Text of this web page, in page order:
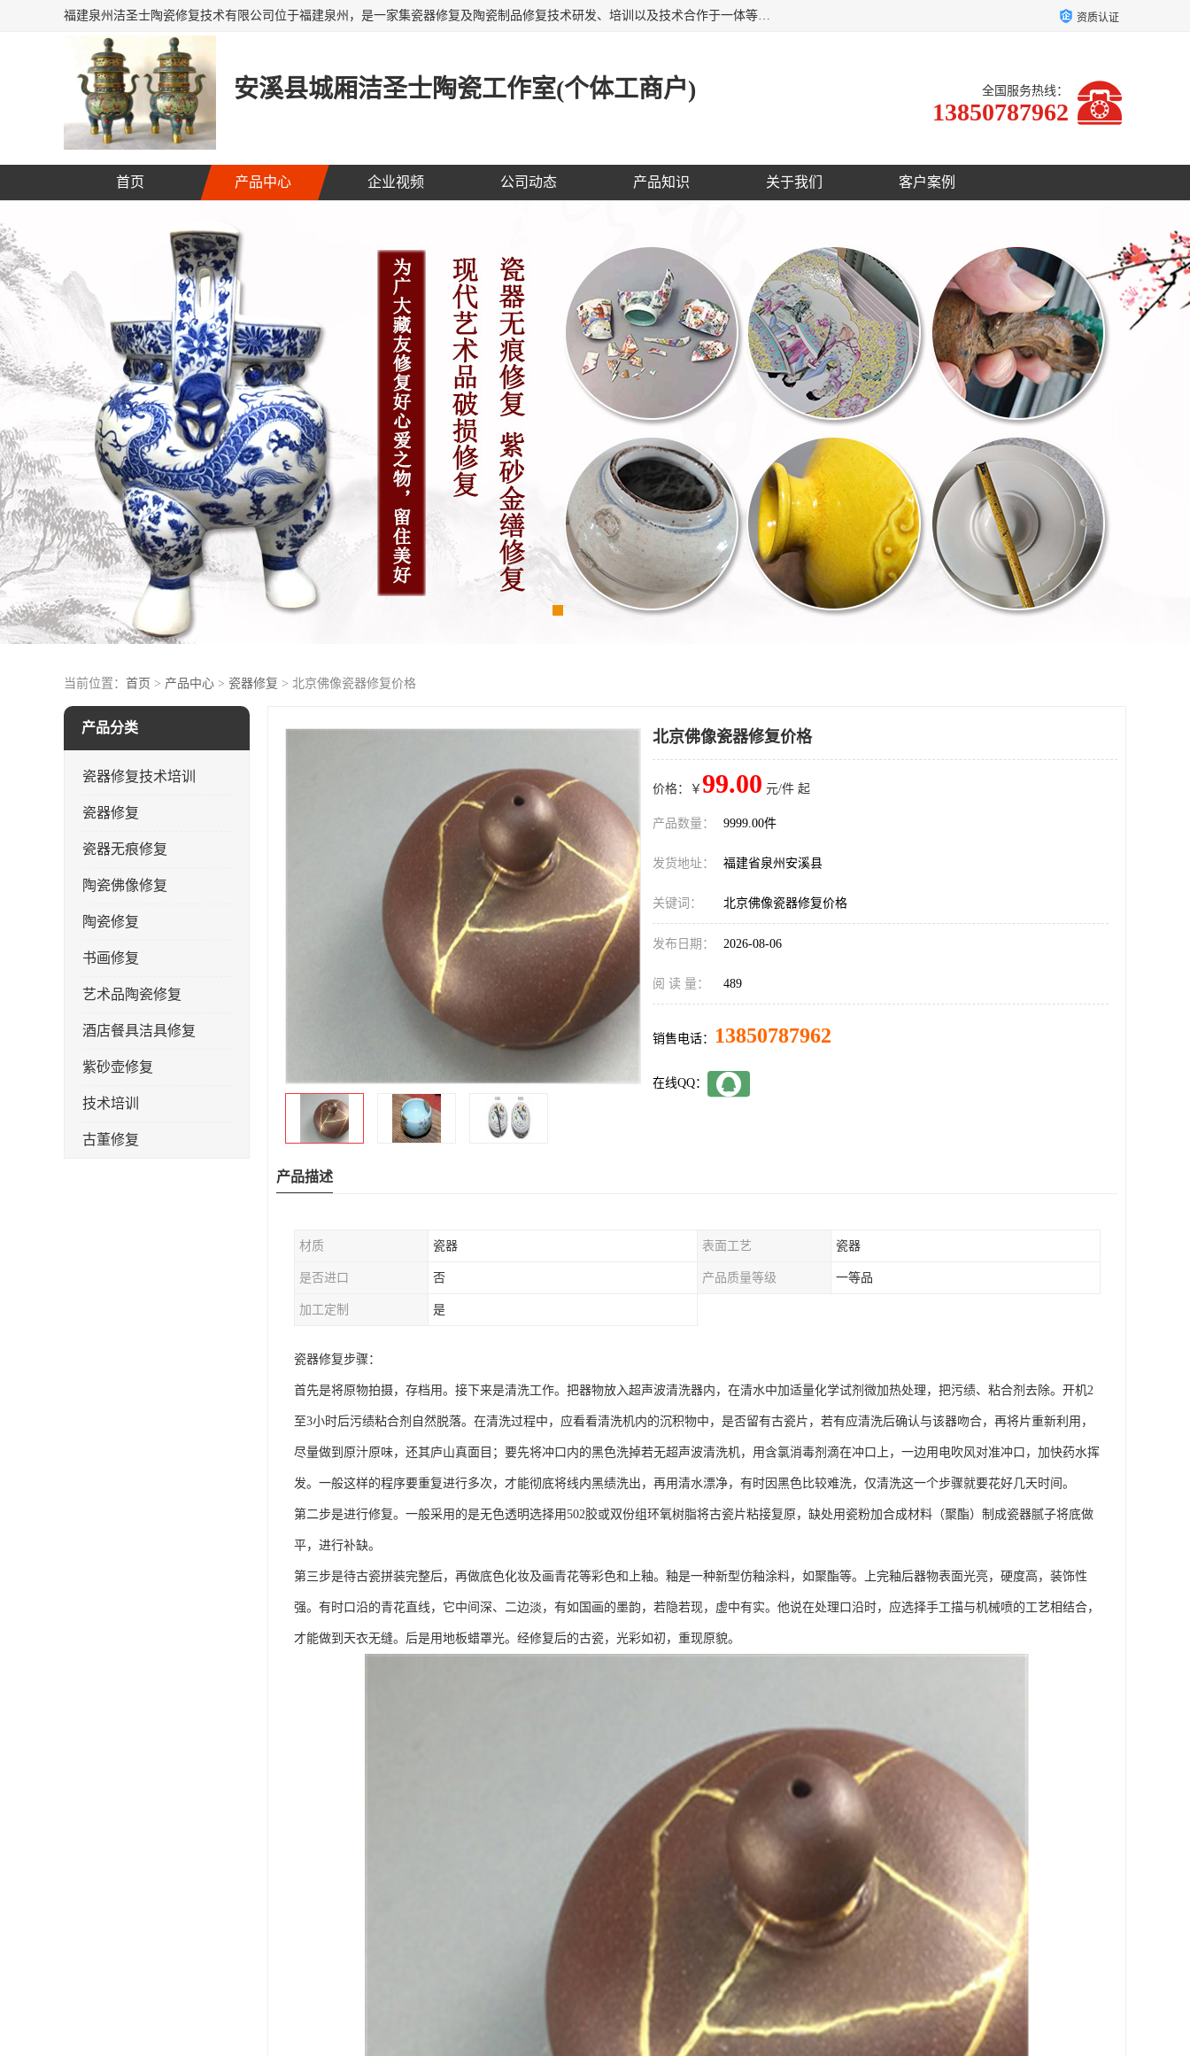
福建泉州洁圣士陶瓷修复技术有限公司位于福建泉州，是一家集瓷器修复及陶瓷制品修复技术研发、培训以及技术合作于一体等专业修复机构，公司主营：瓷器修复，陶瓷修复，瓷器无痕修复，陶瓷佛像修复，瓷器修复技术培训等。 洁圣士以全新的技术修复各种：古陶瓷、花瓶、餐具、工艺品、卫浴、颜色不一的金边、银边、花边，修复后基本无痕迹，修补成本低。丰富的经验为客户提供实用、优质服务！ 资质认证
安溪县城厢洁圣士陶瓷工作室(个体工商户) 全国服务热线：
13850787962
首页 产品中心 企业视频 公司动态 产品知识 关于我们 客户案例
当前位置： 首页 > 产品中心 > 瓷器修复 > 北京佛像瓷器修复价格
产品分类
瓷器修复技术培训
瓷器修复
瓷器无痕修复
陶瓷佛像修复
陶瓷修复
书画修复
艺术品陶瓷修复
酒店餐具洁具修复
紫砂壶修复
技术培训
古董修复
北京佛像瓷器修复价格
价格：￥ 99.00 元/件 起
产品数量： 9999.00件
发货地址： 福建省泉州安溪县
关键词： 北京佛像瓷器修复价格
发布日期： 2026-08-06
阅 读 量： 489
销售电话： 13850787962
在线QQ：
产品描述
材质 瓷器 表面工艺 瓷器
是否进口 否 产品质量等级 一等品
加工定制 是
瓷器修复步骤：
首先是将原物拍摄，存档用。接下来是清洗工作。把器物放入超声波清洗器内，在清水中加适量化学试剂微加热处理，把污绩、粘合剂去除。开机2
至3小时后污绩粘合剂自然脱落。在清洗过程中，应看看清洗机内的沉积物中，是否留有古瓷片，若有应清洗后确认与该器吻合，再将片重新利用，
尽量做到原汁原味，还其庐山真面目；要先将冲口内的黑色洗掉若无超声波清洗机，用含氯消毒剂滴在冲口上，一边用电吹风对准冲口，加快药水挥
发。一般这样的程序要重复进行多次，才能彻底将线内黑绩洗出，再用清水漂净，有时因黑色比较难洗，仅清洗这一个步骤就要花好几天时间。
第二步是进行修复。一般采用的是无色透明选择用502胶或双份组环氧树脂将古瓷片粘接复原，缺处用瓷粉加合成材料（聚酯）制成瓷器腻子将底做
平，进行补缺。
第三步是待古瓷拼装完整后，再做底色化妆及画青花等彩色和上釉。釉是一种新型仿釉涂料，如聚酯等。上完釉后器物表面光亮，硬度高，装饰性
强。有时口沿的青花直线，它中间深、二边淡，有如国画的墨韵，若隐若现，虚中有实。他说在处理口沿时，应选择手工描与机械喷的工艺相结合，
才能做到天衣无缝。后是用地板蜡罩光。经修复后的古瓷，光彩如初，重现原貌。